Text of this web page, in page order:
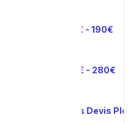
130€ - 190€
190€ - 280€
PVC
Sous Devis